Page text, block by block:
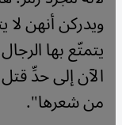
ويدركن أنهن لا
يتمتّع بها
الآن إلى حدِّ
من شعرها".